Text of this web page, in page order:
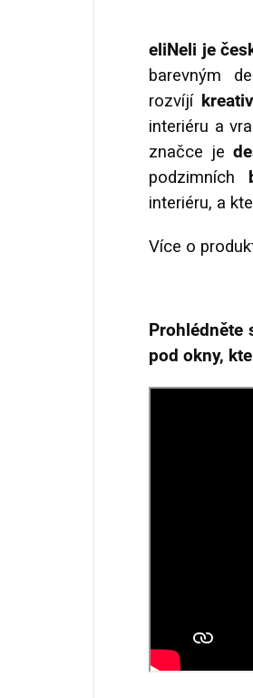
eliNeli je
barevným
rozvíjí
interiéru a
značce je
podzimních
interiéru, a
Více o
pod okny,